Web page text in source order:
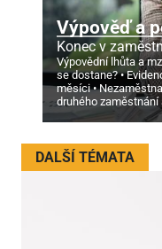
Výpověď a
Konec v
Výpovědní lhůta a
se dostane?
měsíci
druhého zaměstnání
DALŠÍ TÉMATA